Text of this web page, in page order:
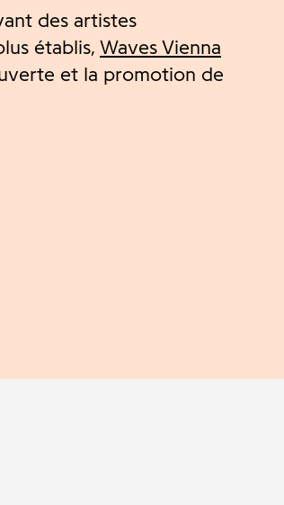
des artistes
établis, Waves Vienna
et la promotion de